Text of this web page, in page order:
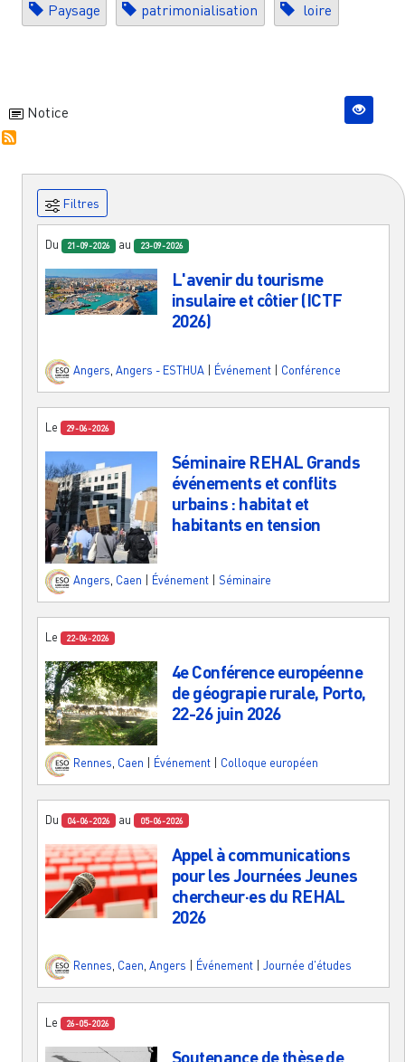
Paysage patrimonialisation loire
Notice
Filtres
Du 21-09-2026 au 23-09-2026
L'avenir du tourisme
insulaire et côtier (ICTF
2026)
Angers Angers - ESTHUA Événement Conférence
Le 29-06-2026
Séminaire REHAL Grands
événements et conflits
urbains : habitat et
habitants en tension
Angers, Caen Événement Séminaire
Le 22-06-2026
4e Conférence européenne
de géograpie rurale, Porto,
22-26 juin 2026
Rennes Caen Événement Colloque européen
Du 04-06-2026 au 05-06-2026
Appel à communications
pour les Journées Jeunes
chercheur·es du REHAL
2026
Rennes Caen Angers Événement Journée d'études
Le 26-05-2026
Soutenance de thèse de